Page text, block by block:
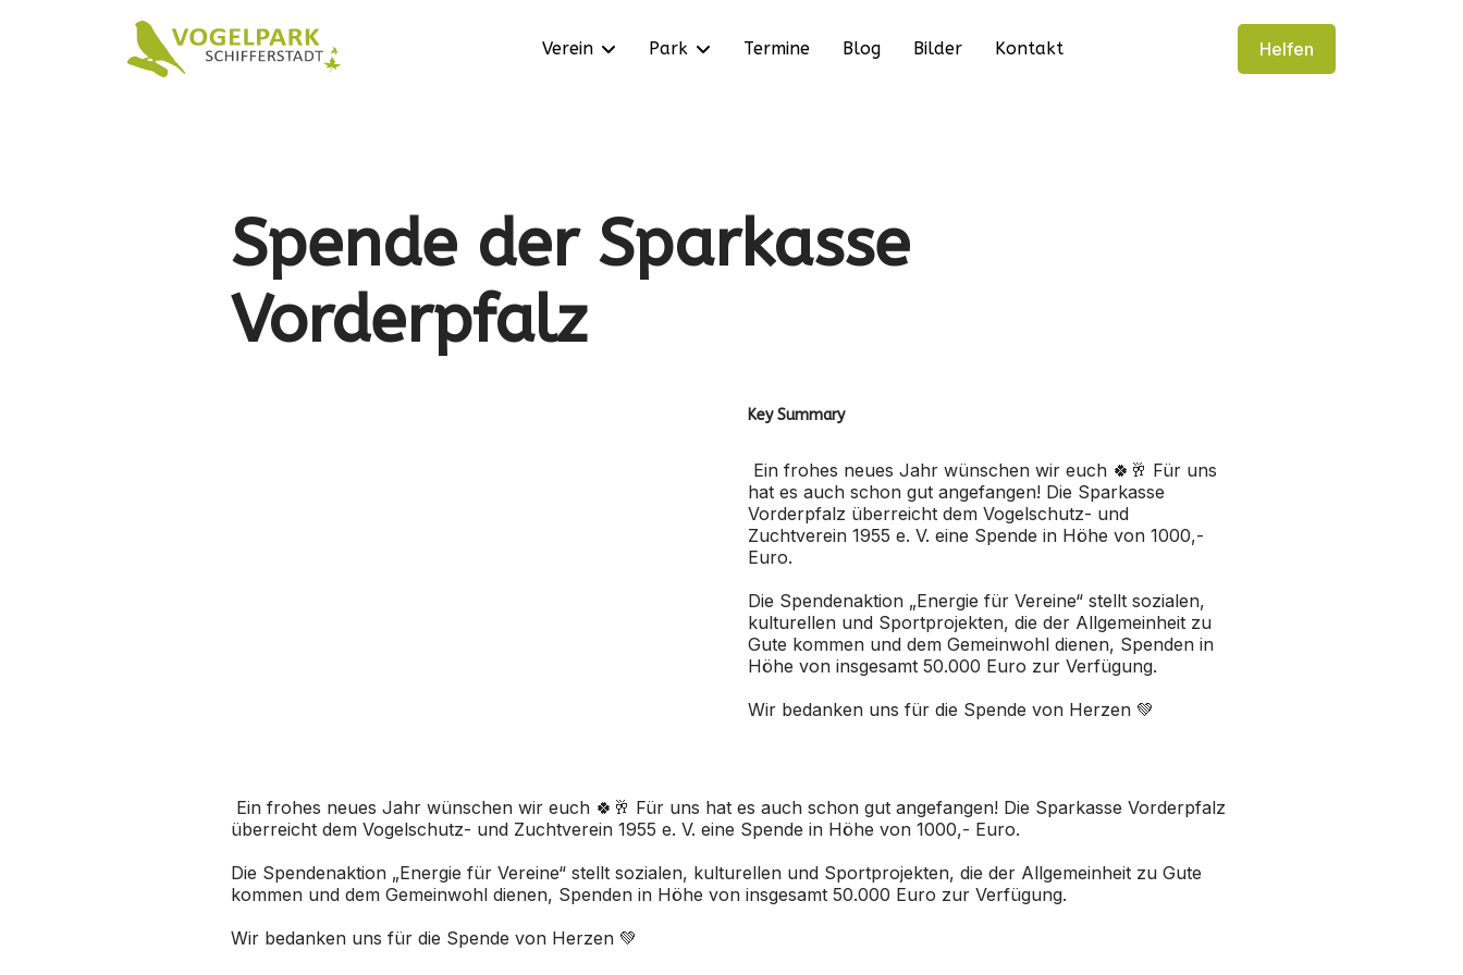
Verein Park Termine Blog Bilder Kontakt Helfen
Spende der Sparkasse
Vorderpfalz
Key Summary
Ein frohes neues Jahr wünschen wir euch 🍀🥂 Für uns
hat es auch schon gut angefangen! Die Sparkasse
Vorderpfalz überreicht dem Vogelschutz- und
Zuchtverein 1955 e. V. eine Spende in Höhe von 1000,-
Euro.
Die Spendenaktion „Energie für Vereine“ stellt sozialen,
kulturellen und Sportprojekten, die der Allgemeinheit zu
Gute kommen und dem Gemeinwohl dienen, Spenden in
Höhe von insgesamt 50.000 Euro zur Verfügung.
Wir bedanken uns für die Spende von Herzen 💚
Ein frohes neues Jahr wünschen wir euch 🍀🥂 Für uns hat es auch schon gut angefangen! Die Sparkasse Vorderpfalz
überreicht dem Vogelschutz- und Zuchtverein 1955 e. V. eine Spende in Höhe von 1000,- Euro.
Die Spendenaktion „Energie für Vereine“ stellt sozialen, kulturellen und Sportprojekten, die der Allgemeinheit zu Gute
kommen und dem Gemeinwohl dienen, Spenden in Höhe von insgesamt 50.000 Euro zur Verfügung.
Wir bedanken uns für die Spende von Herzen 💚